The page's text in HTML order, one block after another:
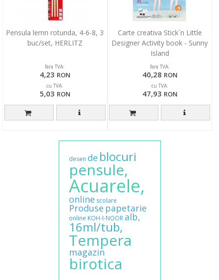
Pensula lemn rotunda, 4-6-8, 3
buc/set, HERLITZ
fara TVA:
4,23 RON
cu TVA:
5,03 RON
Carte creativa Stick`n Little
Designer Activity book - Sunny
Island
fara TVA:
40,28 RON
cu TVA:
47,93 RON
desen de blocuri
pensule,
Acuarele,
online scolare
Produse papetarie
online KOH-I-NOOR alb,
16ml/tub,
Tempera
magazin
birotica